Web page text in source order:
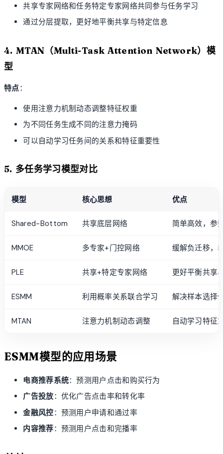
共享专家网络和任务特定专家网络共同参与任务学习
通过分层提取，更好地平衡共享与特定信息
4. MTAN（Multi-Task Attention Network）模
型
特点：
使用注意力机制动态调整特征权重
为不同任务生成不同的注意力掩码
可以自动学习任务间的关系和特征重要性
5. 多任务学习模型对比
模型 核心思想 优点
Shared-Bottom 共享底层网络 简单高效，参
MMOE 多专家+门控网络 缓解负迁移，
PLE 共享+特定专家网络 更好平衡共享
ESMM 利用概率关系联合学习 解决样本选择
MTAN 注意力机制动态调整 自动学习特征
ESMM模型的应用场景
电商推荐系统：预测用户点击和购买行为
广告投放：优化广告点击率和转化率
金融风控：预测用户申请和通过率
内容推荐：预测用户点击和完播率